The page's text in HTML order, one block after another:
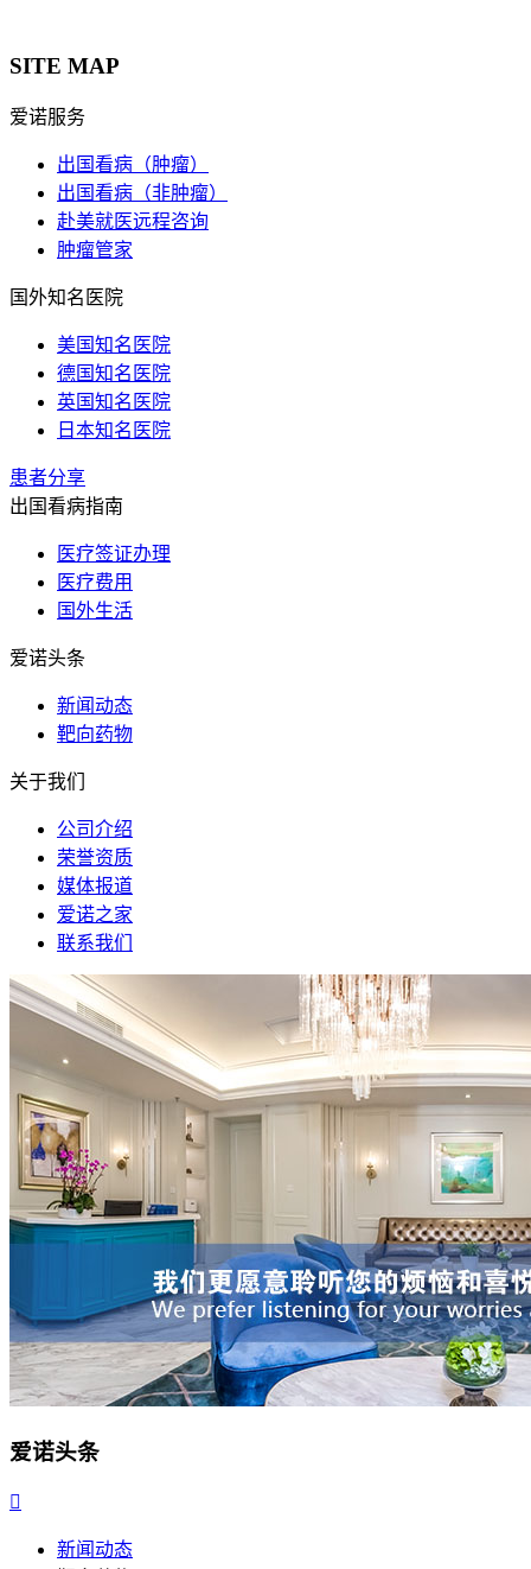
SITE MAP
爱诺服务
出国看病（肿瘤）
出国看病（非肿瘤）
赴美就医远程咨询
肿瘤管家
国外知名医院
美国知名医院
德国知名医院
英国知名医院
日本知名医院
患者分享
出国看病指南
医疗签证办理
医疗费用
国外生活
爱诺头条
新闻动态
靶向药物
关于我们
公司介绍
荣誉资质
媒体报道
爱诺之家
联系我们
爱诺头条

新闻动态